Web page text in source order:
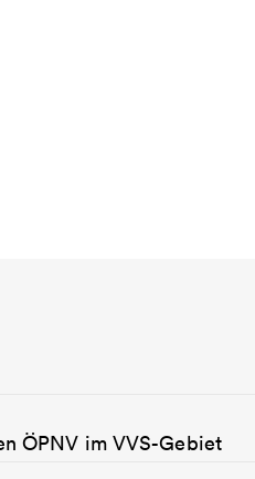
ÖPNV im VVS-Gebiet